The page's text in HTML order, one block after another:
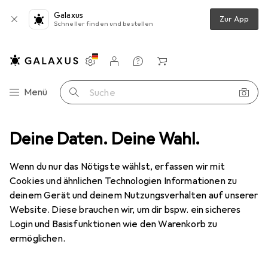
Deine Daten. Deine Wahl.
Wenn du nur das Nötigste wählst, erfassen wir mit
Cookies und ähnlichen Technologien Informationen zu
deinem Gerät und deinem Nutzungsverhalten auf unserer
Website. Diese brauchen wir, um dir bspw. ein sicheres
Login und Basisfunktionen wie den Warenkorb zu
ermöglichen.
Galaxus
Schneller finden und bestellen Zur App
Navigation nach Kategorien
Menü Suche
Einstellungen
Kundenkonto
Vergleichslisten
Merklisten
Warenkorb
Christophe Robin Luscious Curl Cleaning Balm with Kokum Butter
9 Bilder
Christophe Robin Luscious Curl
Cleaning Balm with Kokum Butter
EUR
24,53